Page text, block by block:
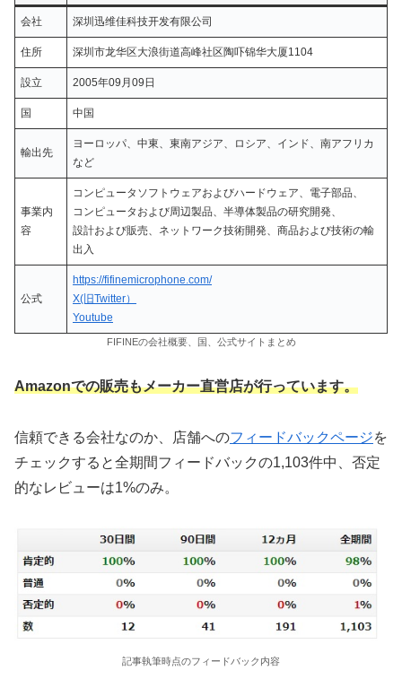
会社 深圳迅维佳科技开发有限公司
住所 深圳市龙华区大浪街道高峰社区陶吓锦华大厦1104
設立 2005年09月09日
国 中国
輸出先
ヨーロッパ、中東、東南アジア、ロシア、インド、南アフリカ
など
事業内
容
コンピュータソフトウェアおよびハードウェア、電子部品、
コンピュータおよび周辺製品、半導体製品の研究開発、
設計および販売、ネットワーク技術開発、商品および技術の輸
出入
公式
https://fifinemicrophone.com/
X(旧Twitter）
Youtube
FIFINEの会社概要、国、公式サイトまとめ
Amazonでの販売もメーカー直営店が行っています。
信頼できる会社なのか、店舗へのフィードバックページを
チェックすると全期間フィードバックの1,103件中、否定
的なレビューは1%のみ。
記事執筆時点のフィードバック内容